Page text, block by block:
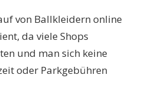
von Ballkleidern online
da viele Shops
und man sich keine
oder Parkgebühren